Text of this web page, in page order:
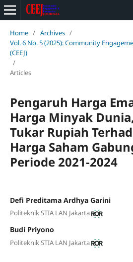
Home / Archives /
Vol. 6 No. 5 (2025): Community
(CEEJ)
/
Articles
Pengaruh Harga
Harga Minyak
Tukar Rupiah
Harga Saham
Periode 2021-2024
Defi Preditama Ardhya Garini
Politeknik STIA LAN Jakarta
Budi Priyono
Politeknik STIA LAN Jakarta